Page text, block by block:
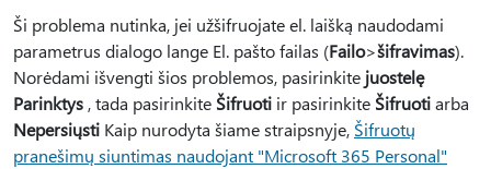
Ši problema nutinka, jei užšifruojate el. laišką naudodami
parametrus dialogo lange El. pašto failas (Failo>šifravimas).
Norėdami išvengti šios problemos, pasirinkite juostelę
Parinktys , tada pasirinkite Šifruoti ir pasirinkite Šifruotiarba
Nepersiųsti Kaip nurodyta šiame straipsnyje, Šifruotų
pranešimų siuntimas naudojant "Microsoft 365 Personal"